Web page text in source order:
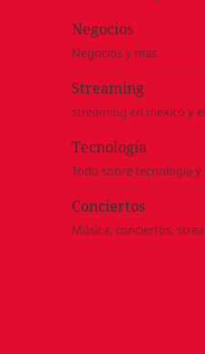
Negocios
Negocios y mas
Streaming
streaming en mexico y
Tecnología
Todo sobre tecnología
Conciertos
Música, conciertos,